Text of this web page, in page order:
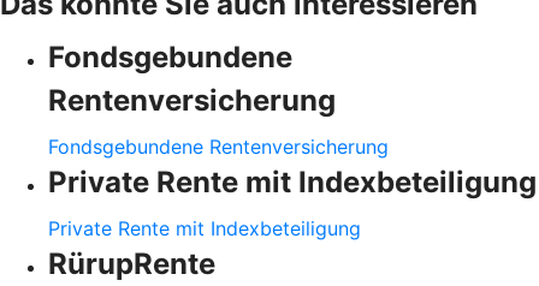
Fondsgebundene
Rentenversicherung
Fondsgebundene Rentenversicherung
Private Rente mit Indexbeteiligung
Private Rente mit Indexbeteiligung
RürupRente